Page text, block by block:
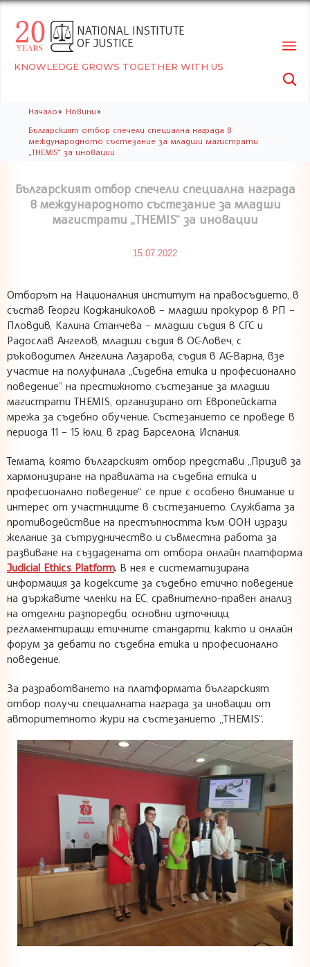
NATIONAL INSTITUTE
OF JUSTICE
KNOWLEDGE GROWS TOGETHER WITH US

Начало» Новини»
Българският отбор спечели специална награда в
международното състезание за младши магистрати
„THEMIS“ за иновации
Българският отбор спечели специална награда
в международното състезание за младши
магистрати „THEMIS“ за иновации
15.07.2022
Отборът на Националния институт на правосъдието, в
състав Георги Коджаниколов – младши прокурор в РП –
Пловдив, Калина Станчева – младши съдия в СГС и
Радослав Ангелов, младши съдия в ОС-Ловеч, с
ръководител Ангелина Лазарова, съдия в АС-Варна, взе
участие на полуфинала „Съдебна етика и професионално
поведение” на престижното състезание за младши
магистрати THEMIS, организирано от Европейската
мрежа за съдебно обучение. Състезанието се проведе в
периода 11 – 15 юли, в град Барселона, Испания.
Темата, която българският отбор представи „Призив за
хармонизиране на правилата на съдебна етика и
професионално поведение“ се прие с особено внимание и
интерес от участниците в състезанието. Службата за
противодействие на престъпността към ООН изрази
желание за сътрудничество и съвместна работа за
развиване на създадената от отбора онлайн платформа
Judicial Ethics Platform. В нея е систематизирана
информация за кодексите за съдебно етично поведение
на държавите членки на ЕС, сравнително-правен анализ
на отделни разпоредби, основни източници,
регламентиращи етичните стандарти, както и онлайн
форум за дебати по съдебна етика и професионално
поведение.
За разработването на платформата българският
отбор получи специалната награда за иновации от
авторитетното жури на състезанието „THEMIS“.